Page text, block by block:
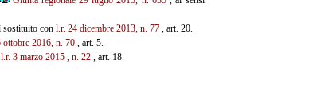
sostituito con l.r. 24 dicembre 2013, n. 77, art. 20.
ottobre 2016, n. 70, art. 5.
l.r. 3 marzo 2015 , n. 22, art. 18.